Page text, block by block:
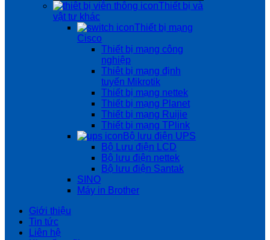
Thiết bị và
vật tư khác
Thiết bị mạng
Cisco
Thiết bị mạng công
nghiệp
Thiêt bị mạng định
tuyến Mikrotik
Thiết bị mạng nettek
Thiết bị mạng Planet
Thiết bị mạng Ruijie
Thiết bị mạng TPlink
Bộ lưu điện UPS
Bộ Lưu điện LCD
Bộ lưu điện nettek
Bộ lưu điện Santak
SINO
Máy in Brother
Giới thiệu
Tin tức
Liên hệ